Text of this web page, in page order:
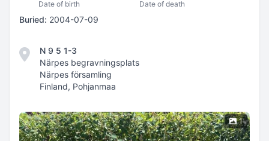
Date of birth Date of death
Buried: 2004-07-09
N 9 5 1-3
Närpes begravningsplats
Närpes församling
Finland, Pohjanmaa
1